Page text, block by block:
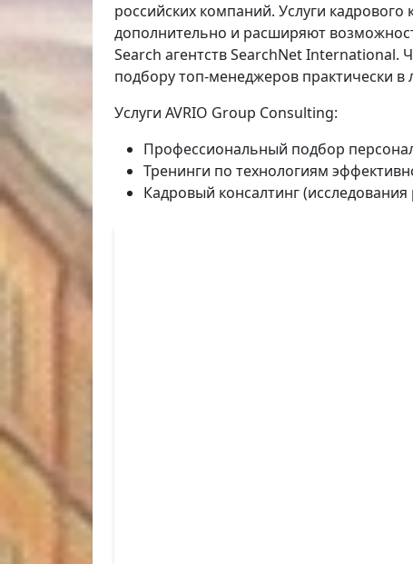
российских компаний. Услуги
дополнительно и расширяют
Search агентств SearchNet International.
подбору топ-менеджеров практически
Услуги AVRIO Group Consulting:
Профессиональный подбор
Тренинги по технологиям
Кадровый консалтинг